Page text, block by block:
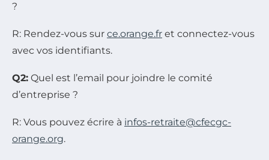
?
R: Rendez-vous sur ce.orange.fr et connectez-vous
avec vos identifiants.
Q2: Quel est l’email pour joindre le comité
d’entreprise ?
R: Vous pouvez écrire à infos-retraite@cfecgc-
orange.org.